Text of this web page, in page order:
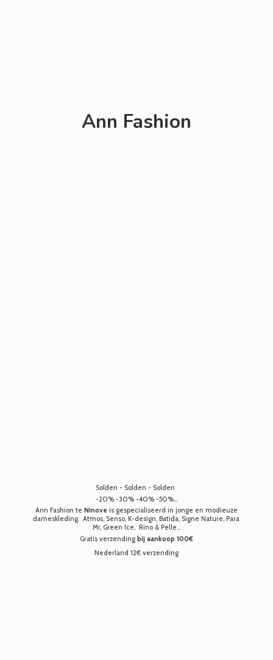
Ann Fashion
Solden - Solden - Solden
-20% -30% -40% -50%...
Ann Fashion te Ninove is gespecialiseerd in jonge en modieuze
dameskleding. Atmos, Senso, K-design, Batida, Signe Nature, Para
Mi, Green Ice, Rino & Pelle...
Gratis verzending bij aankoop 100€
Nederland 12€ verzending